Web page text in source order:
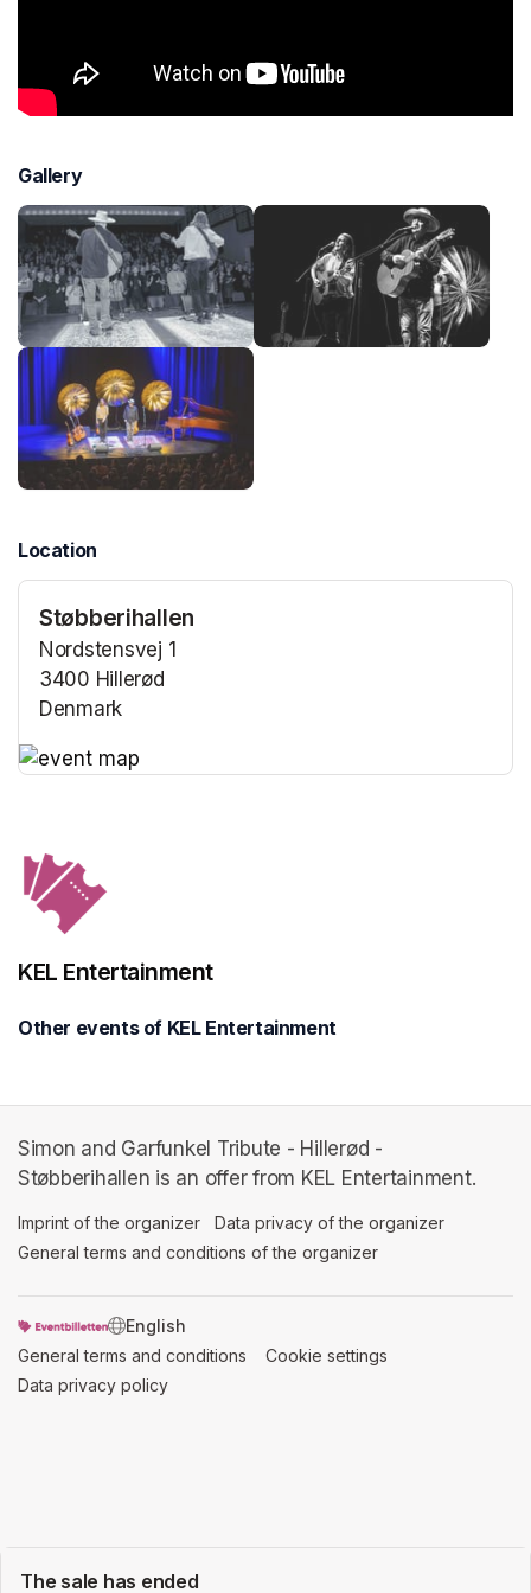
Gallery
Location
Støbberihallen
Nordstensvej 1
3400 Hillerød
Denmark
The sale has ended
KEL Entertainment
Other events of KEL Entertainment
Simon and Garfunkel Tribute - Hillerød -
Støbberihallen is an offer from KEL Entertainment.
Imprint of the organizer (opens in a new tab)
Data privacy of the organizer
General terms and conditions of the organizer
SWITCH LANGUAGE
General terms and conditions (opens in a new tab)
Cookie settings
Data privacy policy